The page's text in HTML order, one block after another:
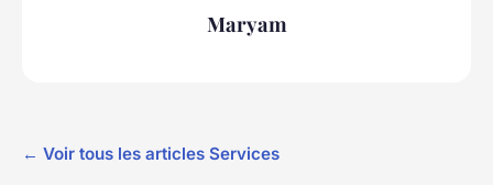
Maryam
← Voir tous les articles Services